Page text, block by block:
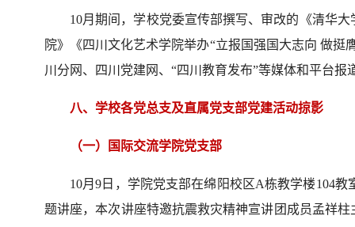
10月期间，学校党委宣传部撰写、审改的《清华
院》《四川文化艺术学院举办“立报国强国大志向 做
川分网、四川党建网、“四川教育发布”等媒体和平台报
八、学校各党总支及直属党支部党建活动掠影
（一）国际交流学院党支部
10月9日，学院党支部在绵阳校区A栋教学楼104
题讲座，本次讲座特邀抗震救灾精神宣讲团成员孟祥